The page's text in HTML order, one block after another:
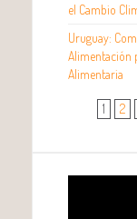
el Cambio
Uruguay:
Alimentación
Alimentaria
1 2